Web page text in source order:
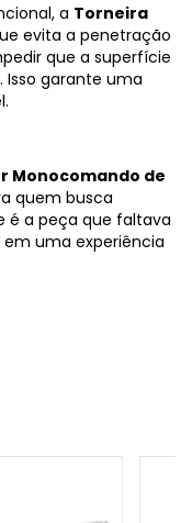
a Torneira
evita a penetração
que a superfície
garante uma
Monocomando de
quem busca
é a peça que faltava
uma experiência